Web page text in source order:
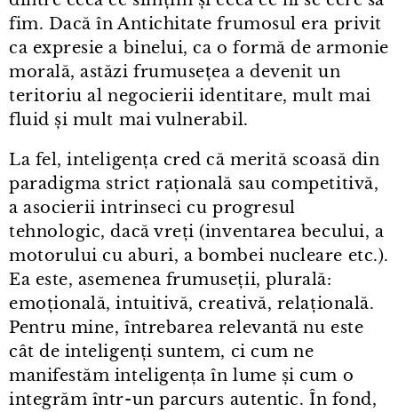
fim. Dacă în Antichitate frumosul era privit
ca expresie a binelui, ca o formă de armonie
morală, astăzi frumusețea a devenit un
teritoriu al negocierii identitare, mult mai
fluid și mult mai vulnerabil.
La fel, inteligența cred că merită scoasă din
paradigma strict rațională sau competitivă,
a asocierii intrinseci cu progresul
tehnologic, dacă vreți (inventarea becului, a
motorului cu aburi, a bombei nucleare etc.).
Ea este, asemenea frumuseții, plurală:
emoțională, intuitivă, creativă, relațională.
Pentru mine, întrebarea relevantă nu este
cât de inteligenți suntem, ci cum ne
manifestăm inteligența în lume și cum o
integrăm într⁠-⁠un parcurs autentic. În fond,